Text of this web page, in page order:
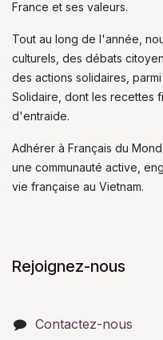
France et ses valeurs.
Tout au long de l'année,
culturels, des débats
des actions solidaires,
Solidaire, dont les recettes
d'entraide.
Adhérer à Français du
une communauté active,
vie française au Vietnam.
Rejoignez-nous
Contactez-nous